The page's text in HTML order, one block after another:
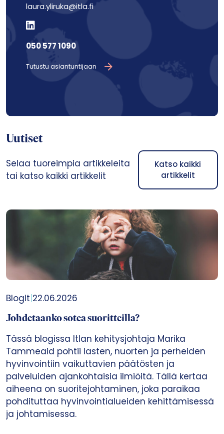
laura.yliruka@itla.fi
050 577 1090
Tutustu asiantuntijaan
Uutiset
Selaa tuoreimpia artikkeleita
tai katso kaikki artikkelit
Katso kaikki
artikkelit
Blogit|22.06.2026
Johdetaanko sotea suoritteilla?
Tässä blogissa Itlan kehitysjohtaja Marika
Tammeaid pohtii lasten, nuorten ja perheiden
hyvinvointiin vaikuttavien päätösten ja
palveluiden ajankohtaisia ilmiöitä. Tällä kertaa
aiheena on suoritejohtaminen, joka paraikaa
pohdituttaa hyvinvointialueiden kehittämisessä
ja johtamisessa.